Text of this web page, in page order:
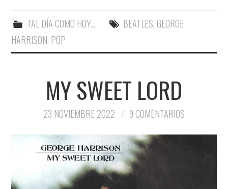
TAL DÍA COMO HOY... BEATLES, GEORGE
HARRISON, POP
MY SWEET LORD
23 NOVIEMBRE 2022 9 COMENTARIOS